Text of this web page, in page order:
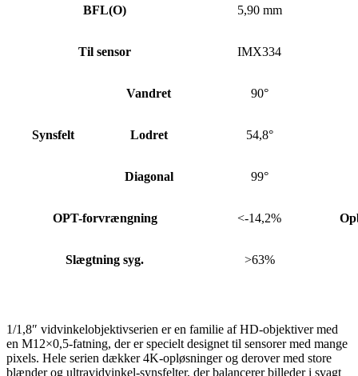
BFL(O) 5,90 mm
Til sensor IMX334
Synsfelt
Vandret 90°
Lodret 54,8°
Diagonal 99°
OPT-forvrængning <-14,2%
Slægtning syg. >63%
1/1,8″ vidvinkelobjektivserien er en familie af HD-objektiver med
en M12×0,5-fatning, der er specielt designet til sensorer med mange
pixels. Hele serien dækker 4K-opløsninger og derover med store
blænder og ultravidvinkel-synsfelter, der balancerer billeder i svagt